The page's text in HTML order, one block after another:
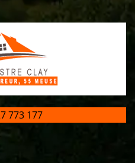
773 177